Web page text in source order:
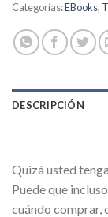
Categorías:EBooks,
DESCRIPCIÓN
Quizá usted
Puede que
cuándo comprar,